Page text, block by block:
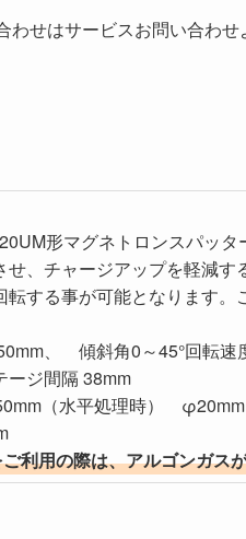
せはサービスお問い合わせ
形マグネトロンスパッ
せ、チャージアップを軽減
転する事が可能となります
、 傾斜角0～45°回転速
ージ間隔 38mm
（水平処理時） φ20mm
利用の際は、アルゴンガス